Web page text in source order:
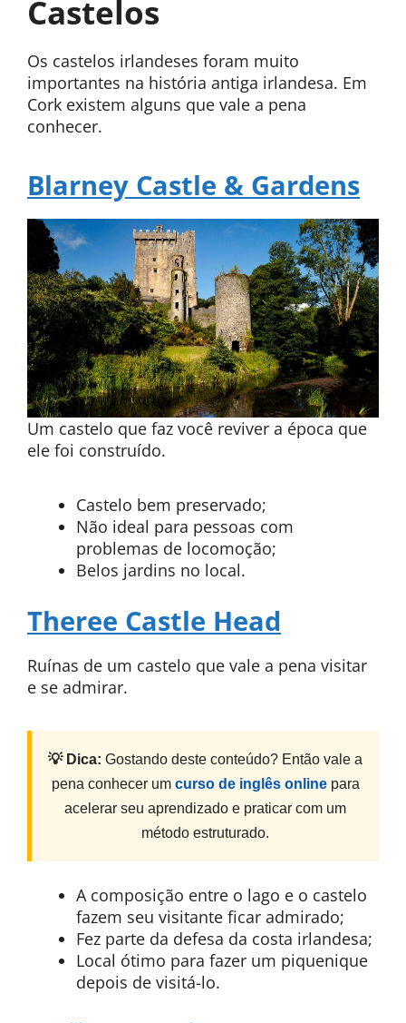
Castelos
Os castelos irlandeses foram muito
importantes na história antiga irlandesa. Em
Cork existem alguns que vale a pena
conhecer.
Blarney Castle & Gardens
Um castelo que faz você reviver a época que
ele foi construído.
Castelo bem preservado;
Não ideal para pessoas com
problemas de locomoção;
Belos jardins no local.
Theree Castle Head
Ruínas de um castelo que vale a pena visitar
e se admirar.
💡 Dica: Gostando deste conteúdo? Então vale a
pena conhecer um curso de inglês onlinepara
acelerar seu aprendizado e praticar com um
método estruturado.
A composição entre o lago e o castelo
fazem seu visitante ficar admirado;
Fez parte da defesa da costa irlandesa;
Local ótimo para fazer um piquenique
depois de visitá-lo.